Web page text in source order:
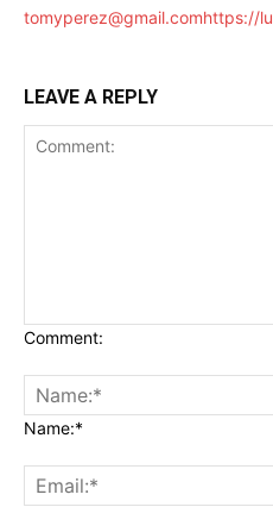
tomyperez@gmail.comhttps://
LEAVE A REPLY
Comment:
Name:*